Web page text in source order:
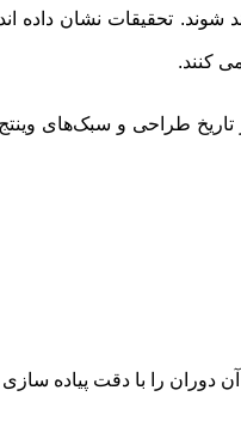
‌کنند.
طراحی و سبک‌های
دوران را با دقت پیاده ‌سازی